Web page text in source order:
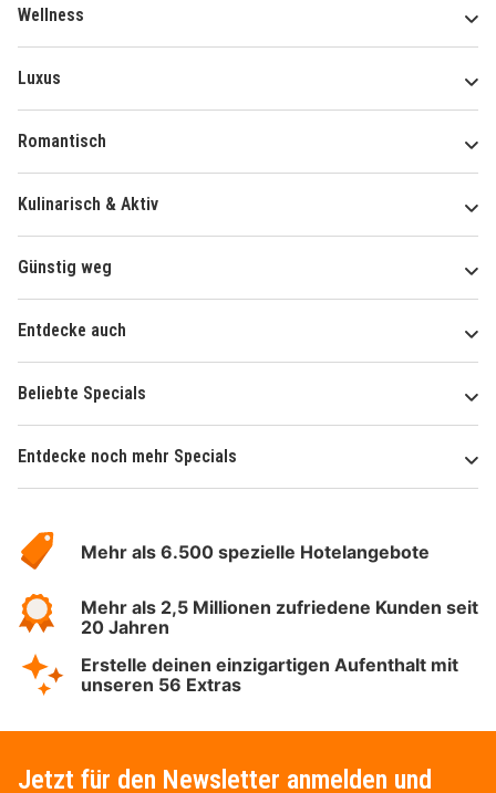
Wellness
Luxus
Romantisch
Kulinarisch & Aktiv
Günstig weg
Entdecke auch
Beliebte Specials
Entdecke noch mehr Specials
Hotelspecials
Mehr als 6.500 spezielle Hotelangebote
Mehr als 2,5 Millionen zufriedene Kunden seit
20 Jahren
Erstelle deinen einzigartigen Aufenthalt mit
unseren 56 Extras
Jetzt für den Newsletter anmelden und